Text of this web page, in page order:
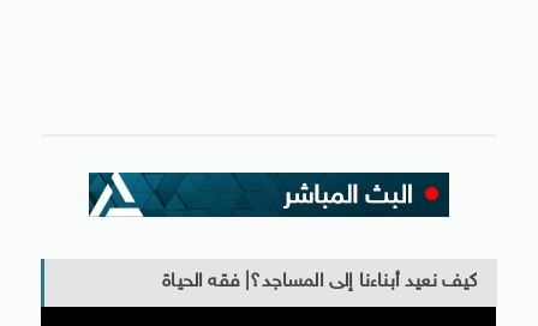
كيف نعيد أبناءنا إلى المساجد؟| فقه الحياة